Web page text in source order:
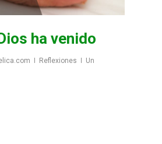
ha venido
Reflexiones Un